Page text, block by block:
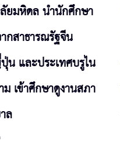
ยมหิดล นำนักศึกษา
กสาธารณรัฐจีน
น และประเทศบรูไน
เข้าศึกษาดูงานสภา
ล